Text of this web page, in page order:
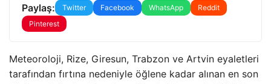
Paylaş: Twitter Facebook WhatsApp
Reddit
Pinterest
Meteoroloji, Rize, Giresun, Trabzon ve Artvin eyaletleri
tarafından fırtına nedeniyle öğlene kadar alınan en son